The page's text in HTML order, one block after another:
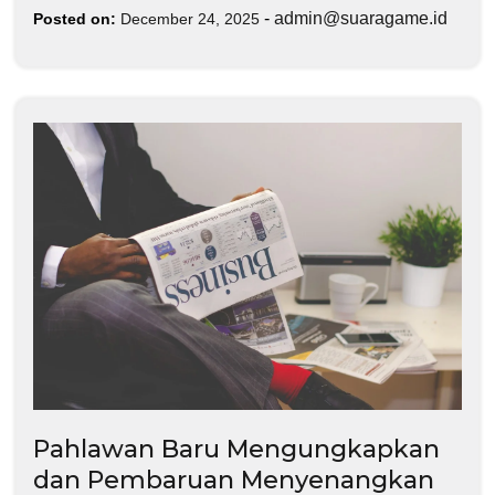
Posted on: December 24, 2025 - admin@suaragame.id
Pahlawan Baru Mengungkapkan
dan Pembaruan Menyenangkan